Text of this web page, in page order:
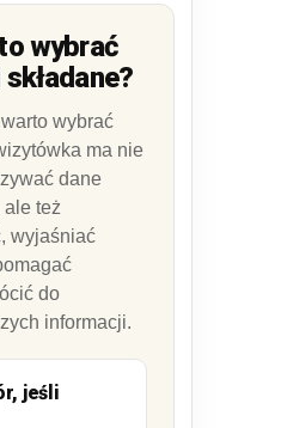
wybrać
wybrać
ma nie
dane
ale też
wyjaśniać
do
informacji.
jeśli